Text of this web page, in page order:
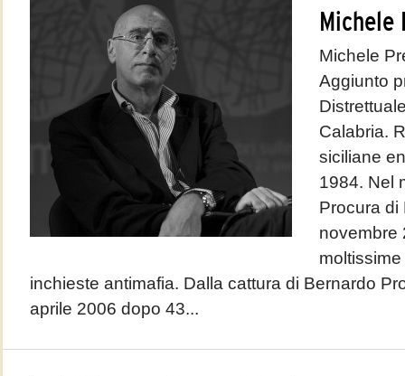
Michele
Michele
Aggiunto
Calabria.
siciliane
1984. Nel
Procura di
novembre
inchieste antimafia. Dalla cattura di Bernardo
aprile 2006 dopo 43...